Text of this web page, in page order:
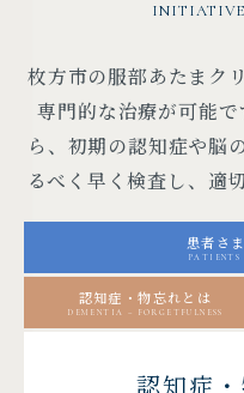
枚方市の服部あたまク
専門的な治療が可能
ら、初期の認知症や脳
るべく早く検査し、適
認知症・物忘れとは
DEMENTIA – FORGETFULNESS
患者さま
認知症